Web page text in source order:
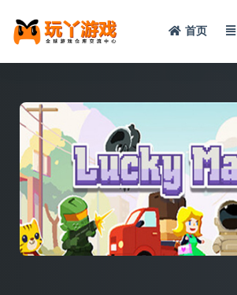
首页